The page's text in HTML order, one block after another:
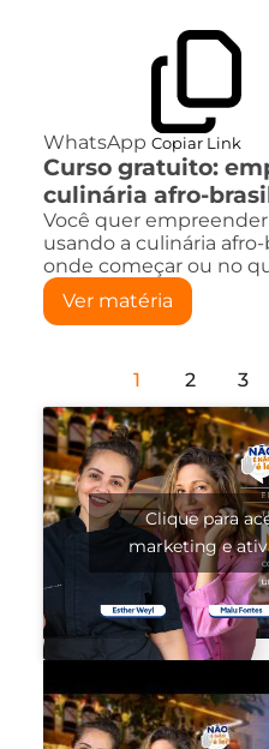
WhatsApp Copiar Link
Curso gratuito:
culinária afro-
Você quer
usando a culinária
onde começar ou no
Ver matéria
1 2 3
Clique para
marketing e